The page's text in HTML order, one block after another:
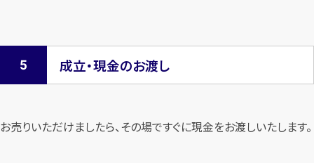
成立・現金のお渡し
お売りいただけましたら、その場ですぐに現金をお渡しいたします。